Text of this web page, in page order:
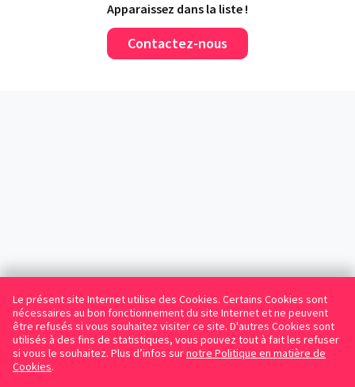
Le présent site Internet utilise des Cookies. Certains Cookies sont
nécessaires au bon fonctionnement du site Internet et ne peuvent
être refusés si vous souhaitez visiter ce site. D'autres Cookies sont
utilisés à des fins de statistiques, vous pouvez tout à fait les refuser
si vous le souhaitez. Plus d’infos surnotre Politique en matière de
Cookies.
Apparaissez dans la liste !
Contactez-nous